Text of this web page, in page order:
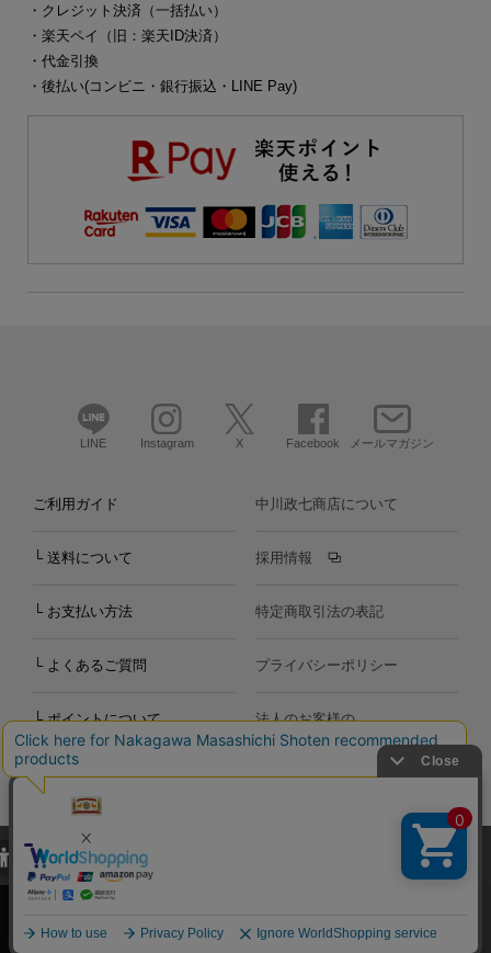
・クレジット決済（一括払い）
・楽天ペイ（旧：楽天ID決済）
・代金引換
・後払い(コンビニ・銀行振込・LINE Pay)
LINE Instagram X Facebook メールマガジン
ご利用ガイド
└ 送料について
└ お支払い方法
└ よくあるご質問
└ ポイントについて
お問い合わせ
中川政七商店について
採用情報
特定商取引法の表記
プライバシーポリシー
法人のお客様の
お問い合わせ
Copyright©2000-2026
Nakagawa Masashichi Shoten All Rights Reserved.
当サイトでは、当サイト内における閲覧履歴・属性情報などの取得およ
び利便性向上のためにクッキー（Cookie）を使用いたします。詳細に
関しては「プライバシーポリシー
承諾する